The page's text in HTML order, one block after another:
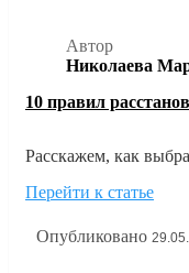
Автор
Николаева
10 правил
Расскажем, как
наглядных фото
Перейти к статье
Опубликовано